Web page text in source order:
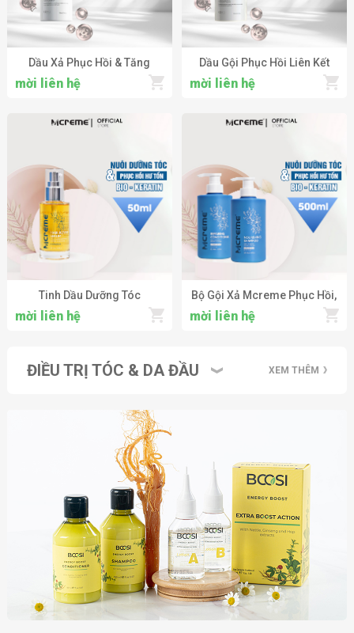
Dầu Xả Phục Hồi & Tăng
Cường Liên Kết Cho Tóc Hư
mời liên hệ
Dầu Gội Phục Hồi Liên Kết
Cho Tóc Hư Tổn KOBO
mời liên hệ
Tinh Dầu Dưỡng Tóc
MCREME Hair Repair Serum
mời liên hệ
Bộ Gội Xả Mcreme Phục Hồi,
Nuôi Dưỡng Tóc Hư Tổn
500ml
mời liên hệ
ĐIỀU TRỊ TÓC & DA ĐẦU XEM THÊM